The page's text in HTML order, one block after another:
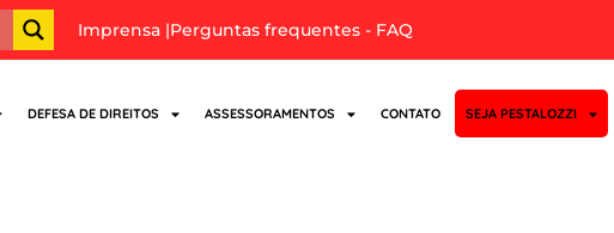
Imprensa |Perguntas frequentes - FAQ
DEFESA DE DIREITOS ASSESSORAMENTOS CONTATO SEJA PESTALOZZI